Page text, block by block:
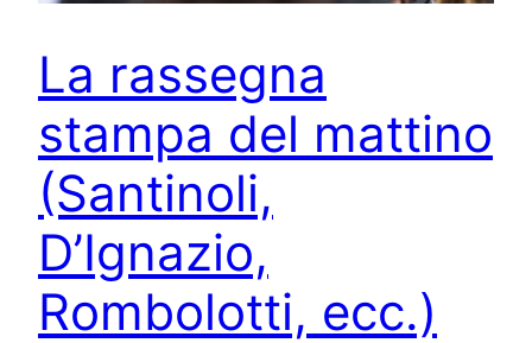
La rassegna
stampa del mattino
(Santinoli,
D’Ignazio,
Rombolotti, ecc.)